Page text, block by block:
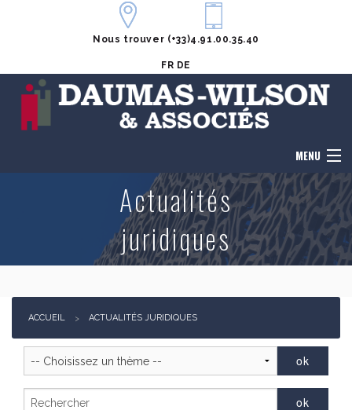
Nous trouver (+33)4.91.00.35.40
FR DE
MENU
Notre équipe
Domaines de compétences
Actualités juridiques
Actualités
juridiques
ACCUEIL ACTUALITÉS JURIDIQUES